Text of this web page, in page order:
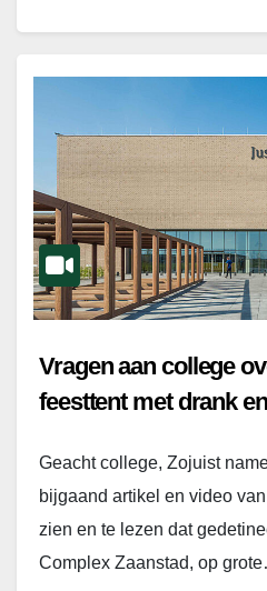
Vragen aan college
feesttent met drank
Geacht college, Zojuist
bijgaand artikel en video
zien en te lezen dat
Complex Zaanstad, op